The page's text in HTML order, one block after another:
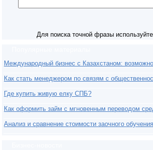
Для поиска точной фразы используйте
Международный бизнес с Казахстаном:
Как стать менеджером по связям с
Где купить живую елку СПБ?
Как оформить займ с мгновенным переводом
Анализ и сравнение стоимости заочного обучения